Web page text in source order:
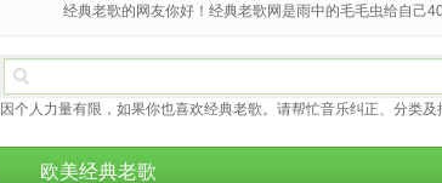
经典老歌的网友你好！经典老歌网是雨中的毛毛虫给自己
因个人力量有限，如果你也喜欢经典老歌。请帮忙音乐纠正、分类及
欧美经典老歌